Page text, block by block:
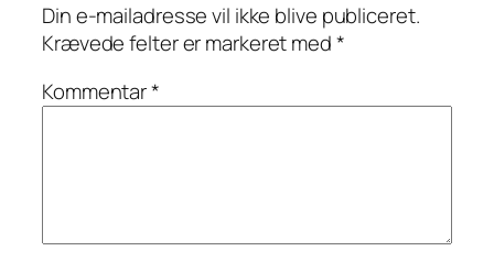
Din e-mailadresse vil ikke blive publiceret.
Krævede felter er markeret med*
Kommentar*